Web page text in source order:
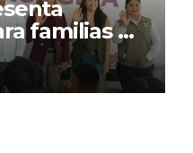
familias de